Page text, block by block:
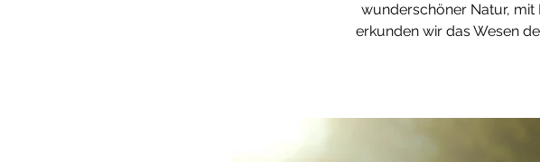
wunderschöner Natur, mit
erkunden wir das Wesen